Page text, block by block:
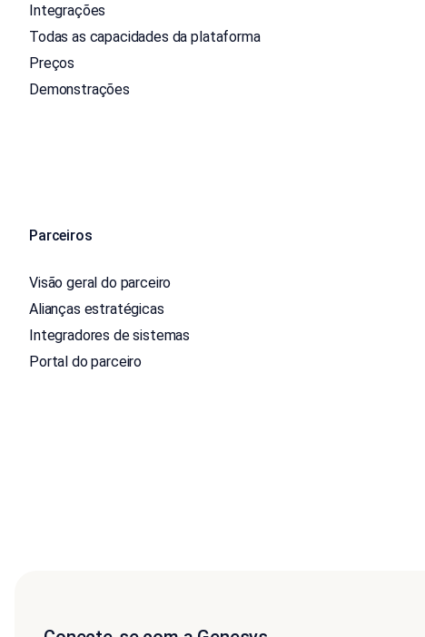
Integrações
Todas as capacidades da plataforma
Preços
Demonstrações
Parceiros
Visão geral do parceiro
Alianças estratégicas
Integradores de sistemas
Portal do parceiro